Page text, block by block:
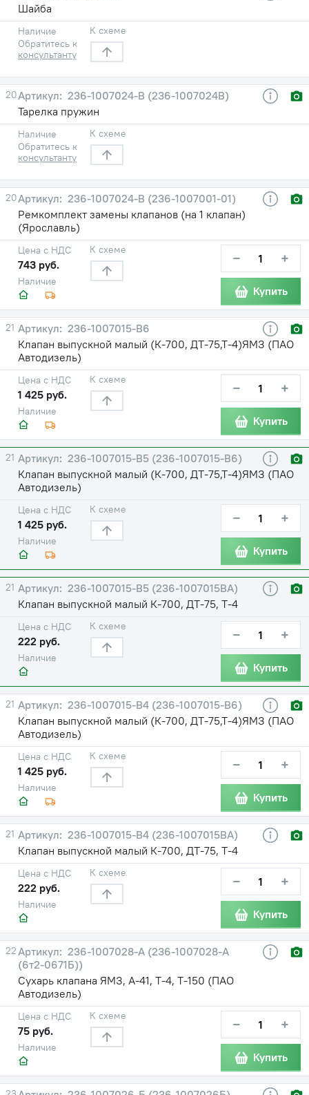
Шайба
Наличие
Обратитесь к
консультанту
К схеме
20
236-1007024-В (236-1007024В)
Тарелка пружин
Наличие
Обратитесь к
консультанту
К схеме
20
236-1007024-В (236-1007001-01)
Ремкомплект замены клапанов (на 1 клапан)
(Ярославль)
Наличие
Цена с НДС
743 руб.
К схеме − +
Купить
21
236-1007015-В6
Клапан выпускной малый (К-700, ДТ-75,Т-4)ЯМЗ (ПАО
Автодизель)
Наличие
Цена с НДС
1 425 руб.
К схеме − +
Купить
21
236-1007015-В5 (236-1007015-В6)
Клапан выпускной малый (К-700, ДТ-75,Т-4)ЯМЗ (ПАО
Автодизель)
Наличие
Цена с НДС
1 425 руб.
К схеме − +
Купить
21
236-1007015-В5 (236-1007015ВА)
Клапан выпускной малый К-700, ДТ-75, Т-4
Наличие
Цена с НДС
222 руб.
К схеме − +
Купить
21
236-1007015-В4 (236-1007015-В6)
Клапан выпускной малый (К-700, ДТ-75,Т-4)ЯМЗ (ПАО
Автодизель)
Наличие
Цена с НДС
1 425 руб.
К схеме − +
Купить
21
236-1007015-В4 (236-1007015ВА)
Клапан выпускной малый К-700, ДТ-75, Т-4
Наличие
Цена с НДС
222 руб.
К схеме − +
Купить
22
236-1007028-А (236-1007028-А
(6т2-0671Б))
Сухарь клапана ЯМЗ, А-41, Т-4, Т-150 (ПАО
Автодизель)
Наличие
Цена с НДС
75 руб.
К схеме − +
Купить